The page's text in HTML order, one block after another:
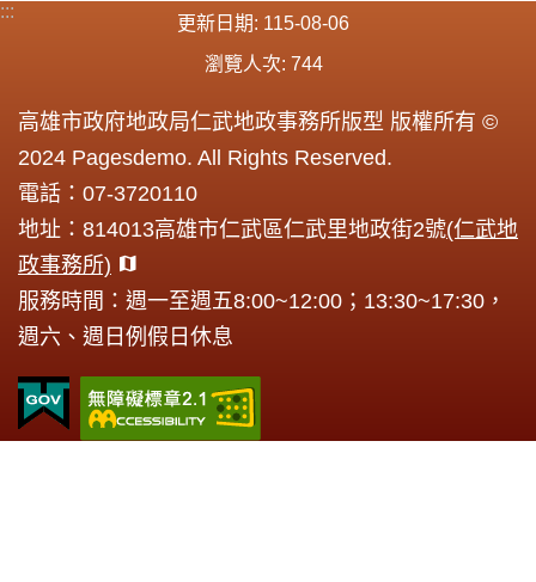
:::
更新日期
115-08-06
瀏覽人次 744
高雄市政府地政局仁武地政事務所版型 版權所有 ©
2024 Pagesdemo. All Rights Reserved.
電話：07-3720110
地址：814013高雄市仁武區仁武里地政街2號(仁武地
政事務所)
服務時間：週一至週五8:00~12:00；13:30~17:30，
週六、週日例假日休息